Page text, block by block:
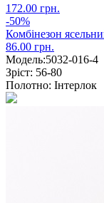
172.00 грн.
-50%
Комбінезон
86.00 грн.
Модель:5032-016-4
Зріст: 56-80
Полотно: Інтерлок